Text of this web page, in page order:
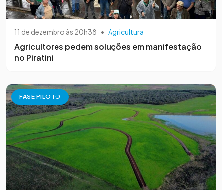
11 de dezembro às 20h38 • Agricultura
Agricultores pedem soluções em manifestação
no Piratini
FASE PILOTO